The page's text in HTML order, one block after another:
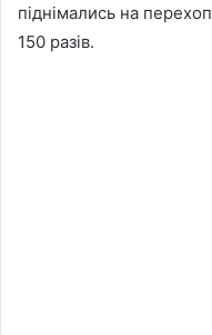
піднімались на
150 разів.